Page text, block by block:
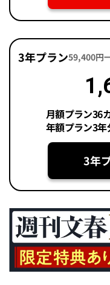
3年プラン59,400円
月額プラン36
年額プラン3
3年